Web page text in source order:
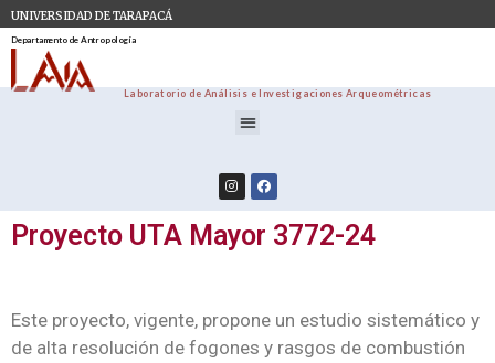
UNIVERSIDAD DE TARAPACÁ
Departamento de Antropología
Laboratorio de Análisis e Investigaciones Arqueométricas
Proyecto UTA Mayor 3772-24
Este proyecto, vigente, propone un estudio sistemático y
de alta resolución de fogones y rasgos de combustión